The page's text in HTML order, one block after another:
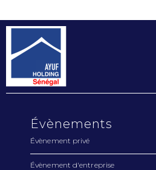
Évènements
Évènement privé
Évènement d'entreprise